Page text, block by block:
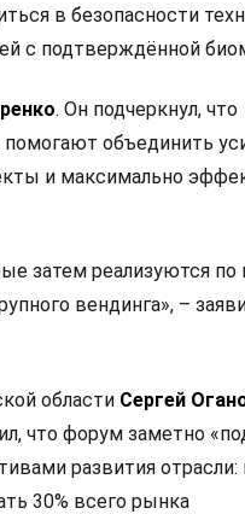
в безопасности
с подтверждённой
. Он подчеркнул, что
объединить
и максимально
затем реализуются по
вендинга», –
области Сергей
что форум заметно
развития отрасли:
30% всего рынка